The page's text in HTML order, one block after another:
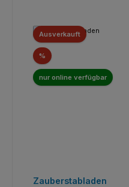
Ausverkauft
%Rabatt
nur online verfügbar
Zauberstabladen